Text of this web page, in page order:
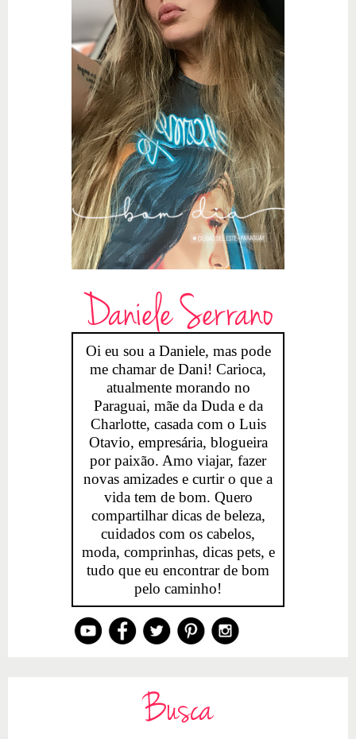
Daniele Serrano
Oi eu sou a Daniele, mas pode
me chamar de Dani! Carioca,
atualmente morando no
Paraguai, mãe da Duda e da
Charlotte, casada com o Luis
Otavio, empresária, blogueira
por paixão. Amo viajar, fazer
novas amizades e curtir o que a
vida tem de bom. Quero
compartilhar dicas de beleza,
cuidados com os cabelos,
moda, comprinhas, dicas pets, e
tudo que eu encontrar de bom
pelo caminho!
Busca